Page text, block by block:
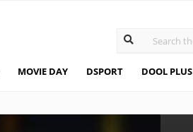
MOVIE DAY DSPORT DOOL PLUS